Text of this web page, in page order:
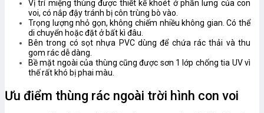
Vị trí miệng thùng được thiết kế khoét ở phần lưng của con
voi, có nắp đậy tránh bị côn trùng bò vào.
Trọng lượng nhỏ gọn, không chiếm nhiều không gian. Có thể
di chuyển hoặc đặt ở bất kì đâu.
Bên trong có sọt nhựa PVC dùng để chứa rác thải và thu
gom rác dễ dàng.
Bề mặt ngoài của thùng cũng được sơn 1 lớp chống tia UV vì
thế rất khó bị phai màu.
Ưu điểm thùng rác ngoài trời hình con voi